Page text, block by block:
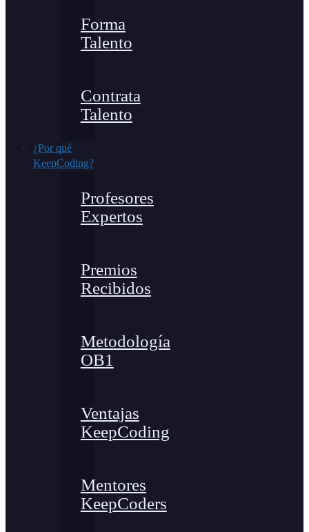
Forma
Talento
Contrata
Talento
¿Por qué
KeepCoding?
Profesores
Expertos
Premios
Recibidos
Metodología
OB1
Ventajas
KeepCoding
Mentores
KeepCoders